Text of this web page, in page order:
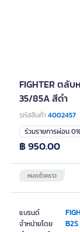
FIGHTER ตลั
35/85A สีดำ
รหัสสินค้า4002457
แบรนด์
จำหน่ายโดย B2S
ร่วมรายการผ่อน
หมดชั่วคราว
฿ 950.00